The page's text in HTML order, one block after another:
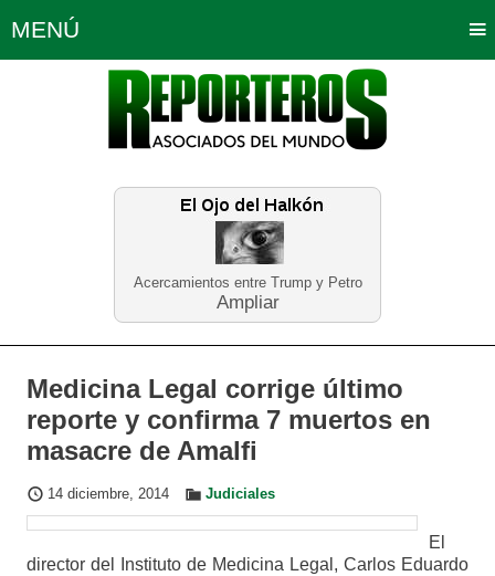
Acercamientos entre Trump y Petro
Ampliar
MENÚ
Política Opinión Bogotá
Planeta Tierra Deportes
Educación Neira
Medicina Legal corrige último
reporte y confirma 7 muertos en
masacre de Amalfi
14 diciembre, 2014 Judiciales
El
director del Instituto de Medicina Legal, Carlos Eduardo